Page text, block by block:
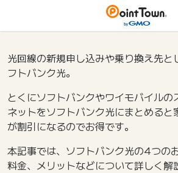
光回線の新規申し込みや乗り換え先と
フトバンク光。
とくにソフトバンクやワイモバイルの
ネットをソフトバンク光にまとめると
が割引になるのでお得です。
本記事では、ソフトバンク光の4つの
料金、メリットなどについて詳しく解